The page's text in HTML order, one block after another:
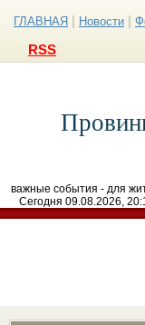
ГЛАВНАЯ Новости
RSS
важные события - для
Сегодня 09.08.2026,